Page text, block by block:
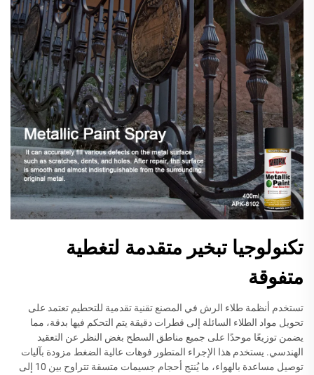
تكنولوجيا تبخير متقدمة لتغطية
متفوقة
تستخدم أنظمة طلاء الرش في المصنع تقنية تقدمية للتحطيم تعتمد على
تحويل مواد الطلاء السائلة إلى قطرات دقيقة يتم التحكم فيها بدقة، مما
يضمن توزيعًا موحدًا على جميع مناطق السطح بغض النظر عن التعقيد
الهندسي. يستخدم هذا الإجراء المتطور فوهات عالية الضغط مزودة بآليات
توصيل مساعدة بالهواء، ما يُنتج أحجام جسيمات متسقة تتراوح بين 10 إلى